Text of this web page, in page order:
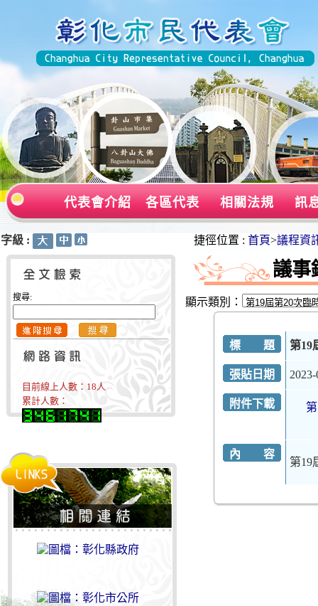
代表會介紹 各區代表 相關法規 訊
字級 :
搜尋:
目前線上人數： 18人
累計人數：
捷徑位置 : 首頁>議程資
議事
顯示類別：
標 題 第19
張貼日期
附件下載
內 容
第19